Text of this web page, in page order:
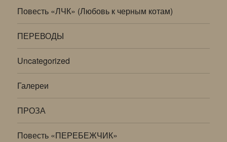
Повесть «ЛЧК» (Любовь к черным котам)
ПЕРЕВОДЫ
Uncategorized
Галереи
ПРОЗА
Повесть «ПЕРЕБЕЖЧИК»